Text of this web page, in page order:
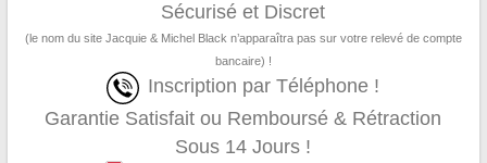
Sécurisé et Discret
(le nom du site Jacquie & Michel Black n’apparaîtra pas sur votre relevé de compte
bancaire) !
Inscription par Téléphone !
Garantie Satisfait ou Remboursé & Rétraction
Sous 14 Jours !